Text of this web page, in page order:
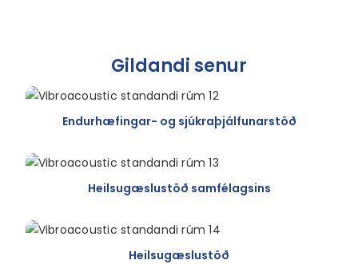
Gildandi senur
Endurhæfingar- og sjúkraþjálfunarstöð
Heilsugæslustöð samfélagsins
Heilsugæslustöð